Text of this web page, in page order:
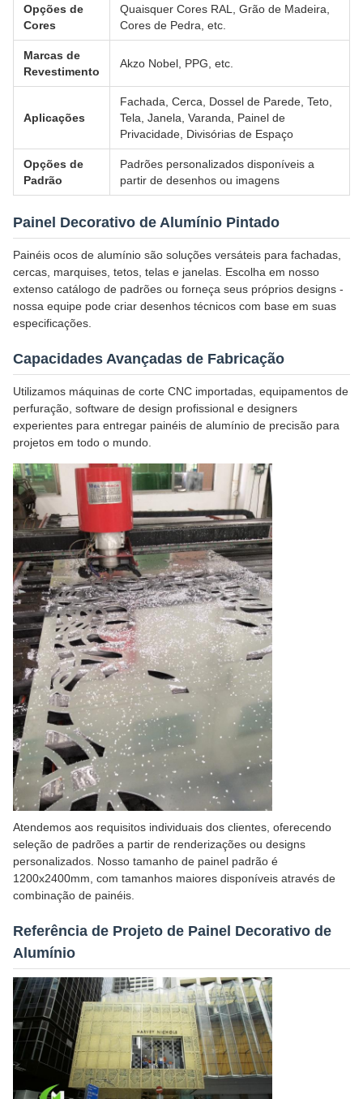
Opções de
Cores
Quaisquer Cores RAL, Grão de Madeira,
Cores de Pedra, etc.
Marcas de
Revestimento
Akzo Nobel, PPG, etc.
Aplicações
Fachada, Cerca, Dossel de Parede, Teto,
Tela, Janela, Varanda, Painel de
Privacidade, Divisórias de Espaço
Opções de
Padrão
Padrões personalizados disponíveis a
partir de desenhos ou imagens
Painel Decorativo de Alumínio Pintado
Painéis ocos de alumínio são soluções versáteis para fachadas,
cercas, marquises, tetos, telas e janelas. Escolha em nosso
extenso catálogo de padrões ou forneça seus próprios designs -
nossa equipe pode criar desenhos técnicos com base em suas
especificações.
Capacidades Avançadas de Fabricação
Utilizamos máquinas de corte CNC importadas, equipamentos de
perfuração, software de design profissional e designers
experientes para entregar painéis de alumínio de precisão para
projetos em todo o mundo.
Atendemos aos requisitos individuais dos clientes, oferecendo
seleção de padrões a partir de renderizações ou designs
personalizados. Nosso tamanho de painel padrão é
1200x2400mm, com tamanhos maiores disponíveis através de
combinação de painéis.
Referência de Projeto de Painel Decorativo de
Alumínio